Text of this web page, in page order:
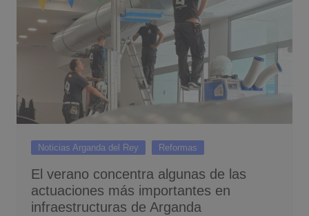
Noticias Arganda del Rey Reformas
El verano concentra algunas de las
actuaciones más importantes en
infraestructuras de Arganda